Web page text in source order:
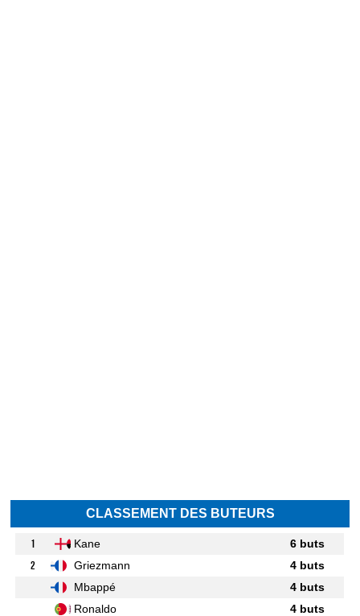
CLASSEMENT DES BUTEURS
1 Kane
6 buts
2
Griezmann
4 buts
Mbappé
4 buts
Ronaldo
4 buts